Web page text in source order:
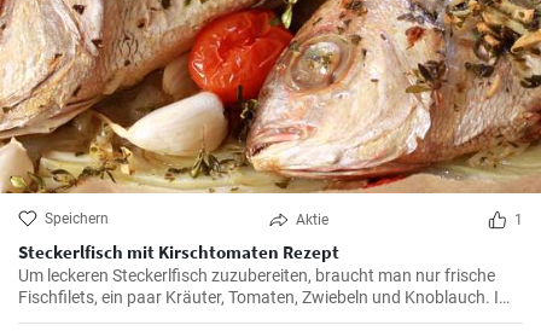
Speichern Aktie 1
Steckerlfisch mit Kirschtomaten Rezept
Um leckeren Steckerlfisch zuzubereiten, braucht man nur frische
Fischfilets, ein paar Kräuter, Tomaten, Zwiebeln und Knoblauch. Im
Ofen zubereitete Steckerlfische sind knusprig und dieses Rezept